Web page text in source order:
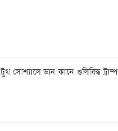
ট্রুথ সোশ্যালে ডান কানে গুলিবিদ্ধ ট্রাম্প